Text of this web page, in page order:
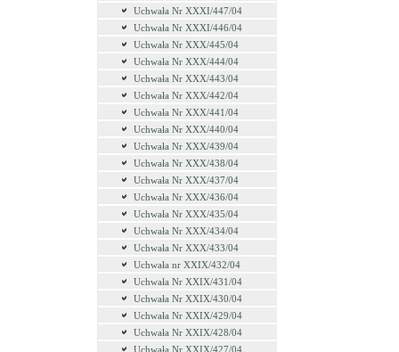
Uchwała Nr XXXI/447/04
Uchwała Nr XXXI/446/04
Uchwała Nr XXX/445/04
Uchwała Nr XXX/444/04
Uchwała Nr XXX/443/04
Uchwała Nr XXX/442/04
Uchwała Nr XXX/441/04
Uchwała Nr XXX/440/04
Uchwała Nr XXX/439/04
Uchwała Nr XXX/438/04
Uchwała Nr XXX/437/04
Uchwała Nr XXX/436/04
Uchwała Nr XXX/435/04
Uchwała Nr XXX/434/04
Uchwała Nr XXX/433/04
Uchwała nr XXIX/432/04
Uchwała Nr XXIX/431/04
Uchwała Nr XXIX/430/04
Uchwała Nr XXIX/429/04
Uchwała Nr XXIX/428/04
Uchwała Nr XXIX/427/04